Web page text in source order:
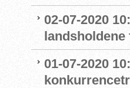
02-07-2020
01-07-2020